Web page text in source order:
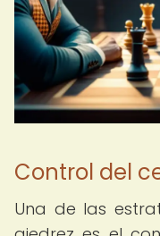
Control del
Una de las